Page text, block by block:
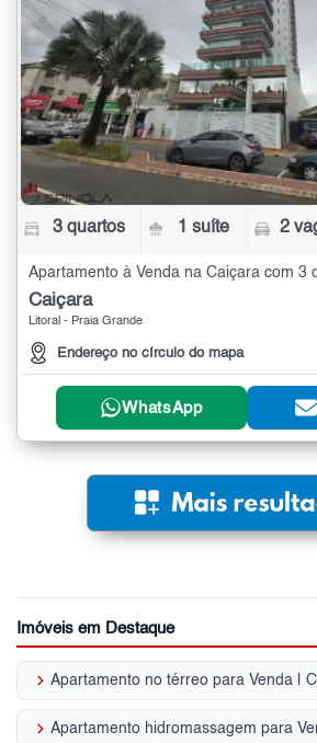
3 quartos 1 suíte 2
Apartamento à Venda na Caiçara com 3
Caiçara
Litoral - Praia Grande
Endereço no círculo do mapa
WhatsApp
Imóveis em Destaque
keyboard_arrow_right Apartamento no térreo para Venda |
keyboard_arrow_right Apartamento hidromassagem para